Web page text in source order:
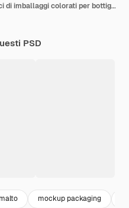
Mockup cosmetico piatto laici di imballaggi colorati per bottiglie di smalto isolato
PSD
mockup packaging